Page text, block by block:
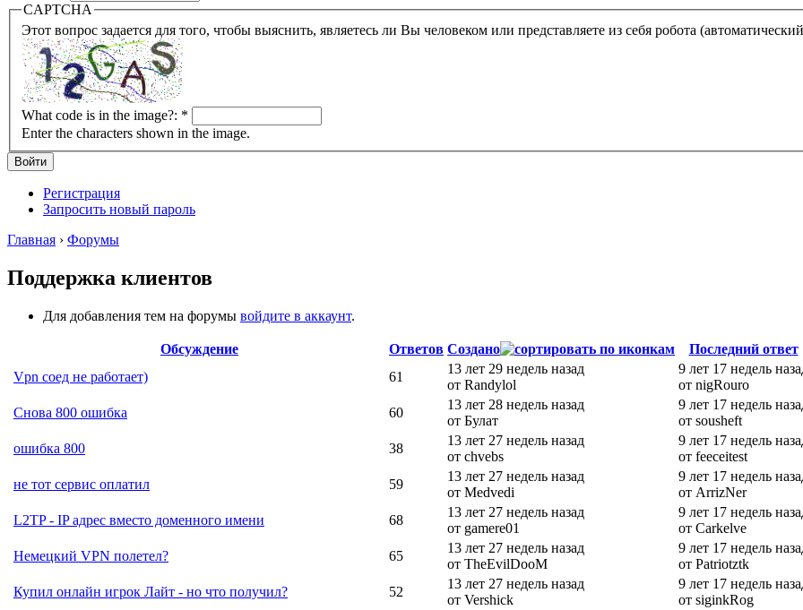
CAPTCHA
Этот вопрос задается для того, чтобы выяснить, являетесь ли Вы человеком или представляете из себя робота
What code is in the image?: *
Enter the characters shown in the image.
Регистрация
Запросить новый пароль
Главная › Форумы
Поддержка клиентов
Для добавления тем на форумы войдите в аккаунт.
Обсуждение Ответов Создано
Последний ответ
Vpn соед не работает)
61
13 лет 29 недель назад
от Randylol
9 лет 17 недель
от nigRouro
Снова 800 ошибка
60
13 лет 28 недель назад
от Булат
9 лет 17 недель
от sousheft
ошибка 800
38
13 лет 27 недель назад
от chvebs
9 лет 17 недель
от feeceitest
не тот сервис оплатил
59
13 лет 27 недель назад
от Medvedi
9 лет 17 недель
от ArrizNer
L2TP - IP адрес вместо доменного имени
68
13 лет 27 недель назад
от gamere01
9 лет 17 недель
от Carkelve
Немецкий VPN полетел?
65
13 лет 27 недель назад
от TheEvilDooM
9 лет 17 недель
от Patriotztk
Купил онлайн игрок Лайт - но что получил?
52
13 лет 27 недель назад
от Vershick
9 лет 17 недель
от siginkRog